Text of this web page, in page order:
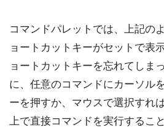
コマンドパレットでは、上記の
ョートカットキーがセットで表
ョートカットキーを忘れてしま
に、任意のコマンドにカーソル
ーを押すか、マウスで選択すれ
上で直接コマンドを実行するこ